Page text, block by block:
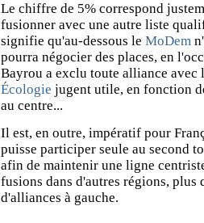
Le chiffre de 5% correspond
fusionner avec une autre liste
signifie qu'au-dessous le MoDem
pourra négocier des places, en
Bayrou a exclu toute alliance
Écologie jugent utile, en fonction
au centre...
Il est, en outre, impératif pour
puisse participer seule au second
afin de maintenir une ligne
fusions dans d'autres régions,
d'alliances à gauche.